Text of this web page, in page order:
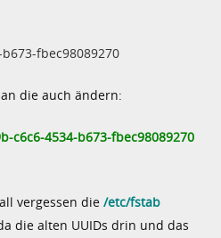
fbec98089270
die auch ändern:
c6c6-4534-b673-fbec98089270
vergessen die /etc/fstab
die alten UUIDs drin und das